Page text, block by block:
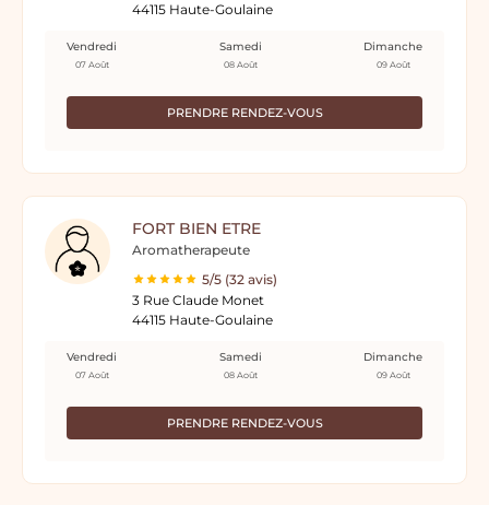
44115 Haute-Goulaine
PRENDRE RENDEZ-VOUS
Vendredi
07 Août
Samedi
08 Août
Dimanche
09 Août
FORT BIEN ETRE
Aromatherapeute
5/5 (32 avis)
3 Rue Claude Monet
44115 Haute-Goulaine
PRENDRE RENDEZ-VOUS
Vendredi
07 Août
Samedi
08 Août
Dimanche
09 Août